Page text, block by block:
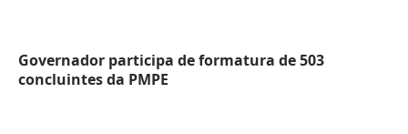
Governador participa de formatura de 503
concluintes da PMPE